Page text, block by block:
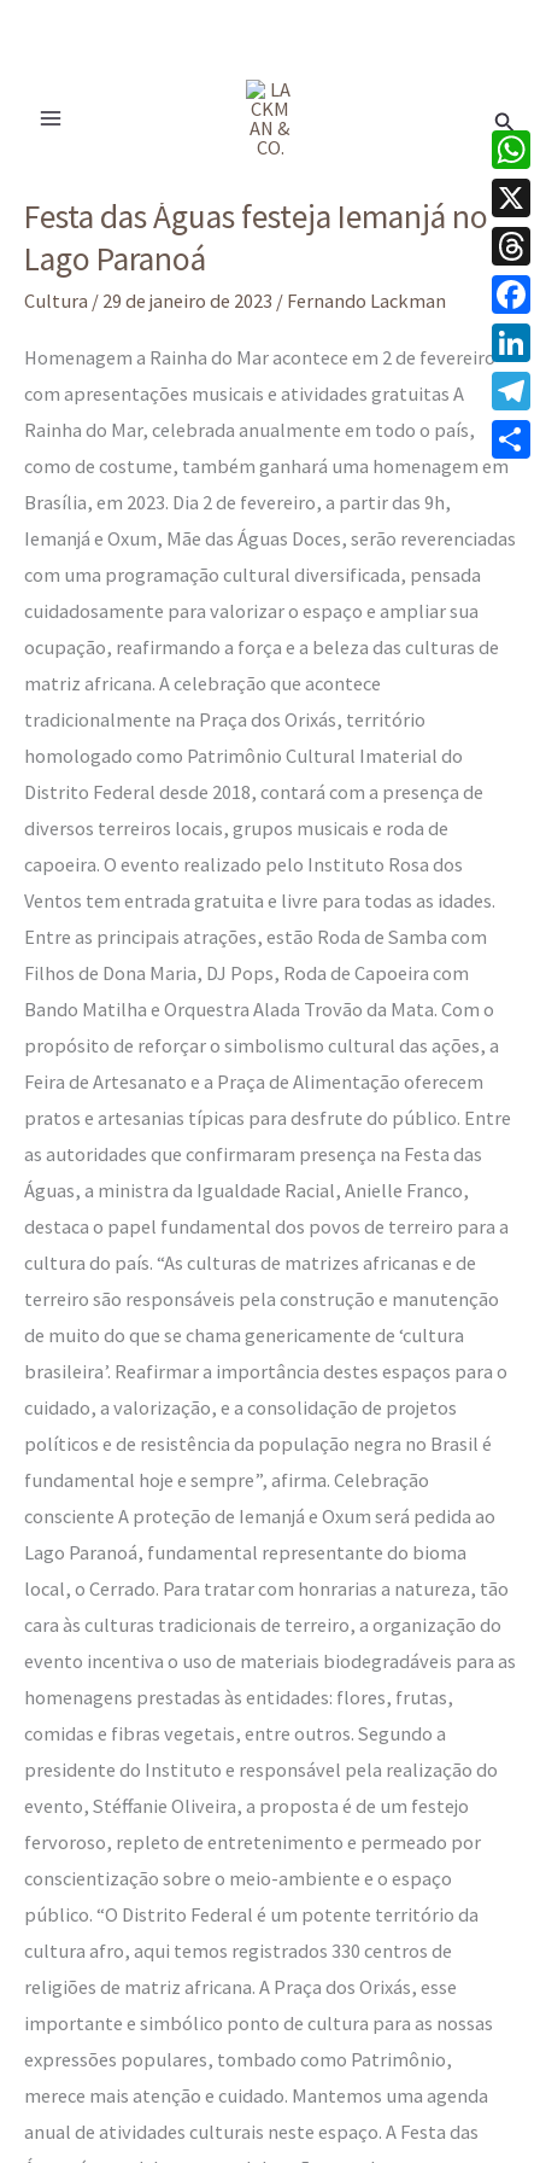
Festa das Águas festeja Iemanjá no
Lago Paranoá
Cultura / 29 de janeiro de 2023 / Fernando Lackman
Homenagem a Rainha do Mar acontece em 2 de fevereiro
com apresentações musicais e atividades gratuitas A
Rainha do Mar, celebrada anualmente em todo o país,
como de costume, também ganhará uma homenagem em
Brasília, em 2023. Dia 2 de fevereiro, a partir das 9h,
Iemanjá e Oxum, Mãe das Águas Doces, serão reverenciadas
com uma programação cultural diversificada, pensada
cuidadosamente para valorizar o espaço e ampliar sua
ocupação, reafirmando a força e a beleza das culturas de
matriz africana. A celebração que acontece
tradicionalmente na Praça dos Orixás, território
homologado como Patrimônio Cultural Imaterial do
Distrito Federal desde 2018, contará com a presença de
diversos terreiros locais, grupos musicais e roda de
capoeira. O evento realizado pelo Instituto Rosa dos
Ventos tem entrada gratuita e livre para todas as idades.
Entre as principais atrações, estão Roda de Samba com
Filhos de Dona Maria, DJ Pops, Roda de Capoeira com
Bando Matilha e Orquestra Alada Trovão da Mata. Com o
propósito de reforçar o simbolismo cultural das ações, a
Feira de Artesanato e a Praça de Alimentação oferecem
pratos e artesanias típicas para desfrute do público. Entre
as autoridades que confirmaram presença na Festa das
Águas, a ministra da Igualdade Racial, Anielle Franco,
destaca o papel fundamental dos povos de terreiro para a
cultura do país. “As culturas de matrizes africanas e de
terreiro são responsáveis pela construção e manutenção
de muito do que se chama genericamente de ‘cultura
brasileira’. Reafirmar a importância destes espaços para o
cuidado, a valorização, e a consolidação de projetos
políticos e de resistência da população negra no Brasil é
fundamental hoje e sempre”, afirma. Celebração
consciente A proteção de Iemanjá e Oxum será pedida ao
Lago Paranoá, fundamental representante do bioma
local, o Cerrado. Para tratar com honrarias a natureza, tão
cara às culturas tradicionais de terreiro, a organização do
evento incentiva o uso de materiais biodegradáveis para as
homenagens prestadas às entidades: flores, frutas,
comidas e fibras vegetais, entre outros. Segundo a
presidente do Instituto e responsável pela realização do
evento, Stéffanie Oliveira, a proposta é de um festejo
fervoroso, repleto de entretenimento e permeado por
conscientização sobre o meio-ambiente e o espaço
público. “O Distrito Federal é um potente território da
cultura afro, aqui temos registrados 330 centros de
religiões de matriz africana. A Praça dos Orixás, esse
importante e simbólico ponto de cultura para as nossas
expressões populares, tombado como Patrimônio,
merece mais atenção e cuidado. Mantemos uma agenda
anual de atividades culturais neste espaço. A Festa das
das
Águas
festeja
no
Lago
Paranoá
X
Share